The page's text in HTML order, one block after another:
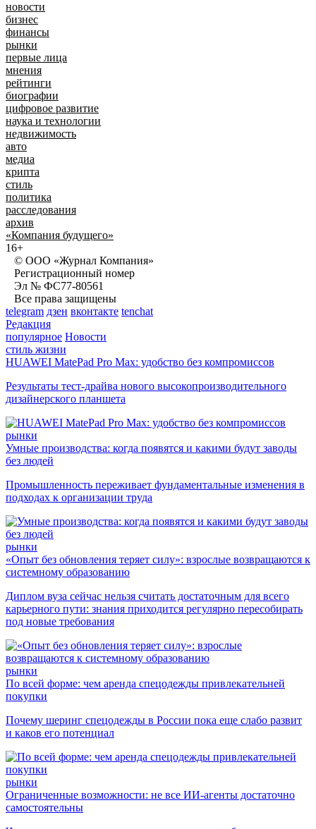
новости
бизнес
финансы
рынки
первые лица
мнения
рейтинги
биографии
цифровое развитие
наука и технологии
недвижимость
авто
медиа
крипта
стиль
политика
расследования
архив
«Компания будущего»
16+
© ООО «Журнал Компания»
Регистрационный номер
Эл № ФС77-80561
Все права защищены
telegram дзен вконтакте tenchat
Редакция
популярное Новости
стиль жизни
HUAWEI MatePad Pro Max: удобство без компромиссов
Результаты тест-драйва нового высокопроизводительного
дизайнерского планшета
рынки
Умные производства: когда появятся и какими будут заводы
без людей
Промышленность переживает фундаментальные изменения в
подходах к организации труда
рынки
«Опыт без обновления теряет силу»: взрослые возвращаются к
системному образованию
Диплом вуза сейчас нельзя считать достаточным для всего
карьерного пути: знания приходится регулярно пересобирать
под новые требования
рынки
По всей форме: чем аренда спецодежды привлекательней
покупки
Почему шеринг спецодежды в России пока еще слабо развит
и каков его потенциал
рынки
Ограниченные возможности: не все ИИ-агенты достаточно
самостоятельны